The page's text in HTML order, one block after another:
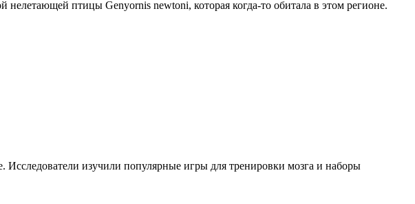
птицы Genyornis newtoni, которая когда-то обитала в этом регионе.
изучили популярные игры для тренировки мозга и наборы